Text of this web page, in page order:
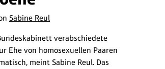
Sabine Reul
verabschiedete
Ehe von homosexuellen Paaren
meint Sabine Reul. Das